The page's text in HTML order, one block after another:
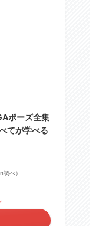
ポーズ全集
てが学べる
べ）